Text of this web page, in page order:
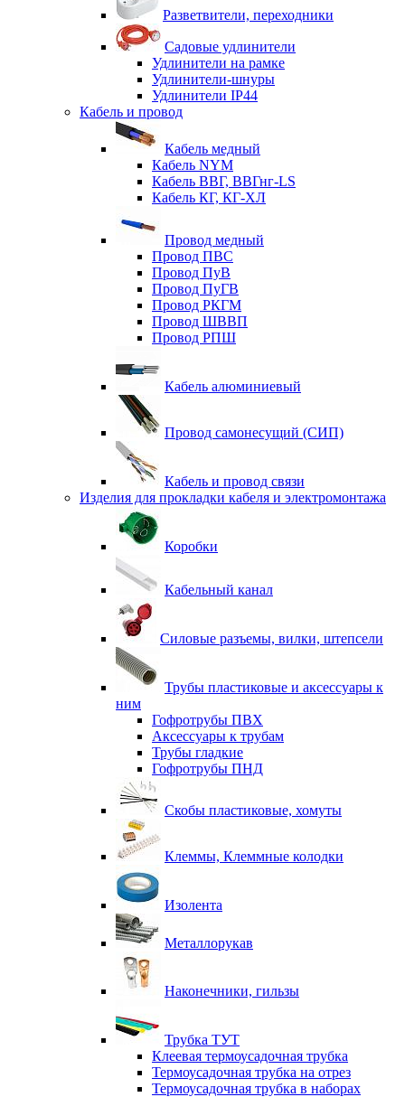
Разветвители, переходники
Садовые удлинители
Удлинители на рамке
Удлинители-шнуры
Удлинители IP44
Кабель и провод
Кабель медный
Кабель NYM
Кабель ВВГ, ВВГнг-LS
Кабель КГ, КГ-ХЛ
Провод медный
Провод ПВС
Провод ПуВ
Провод ПуГВ
Провод РКГМ
Провод ШВВП
Провод РПШ
Кабель алюминиевый
Провод самонесущий (СИП)
Кабель и провод связи
Изделия для прокладки кабеля и электромонтажа
Коробки
Кабельный канал
Силовые разъемы, вилки, штепсели
Трубы пластиковые и аксессуары к
ним
Гофротрубы ПВХ
Аксессуары к трубам
Трубы гладкие
Гофротрубы ПНД
Скобы пластиковые, хомуты
Клеммы, Клеммные колодки
Изолента
Металлорукав
Наконечники, гильзы
Трубка ТУТ
Клеевая термоусадочная трубка
Термоусадочная трубка на отрез
Термоусадочная трубка в наборах